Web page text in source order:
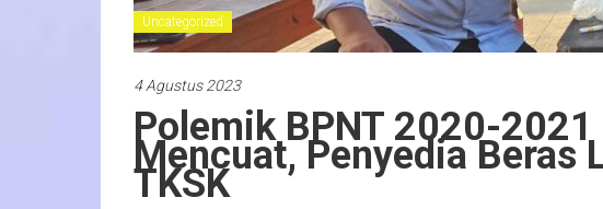
Uncategorized
4 Agustus 2023
Polemik BPNT 2020-2021
Mencuat, Penyedia Beras
TKSK